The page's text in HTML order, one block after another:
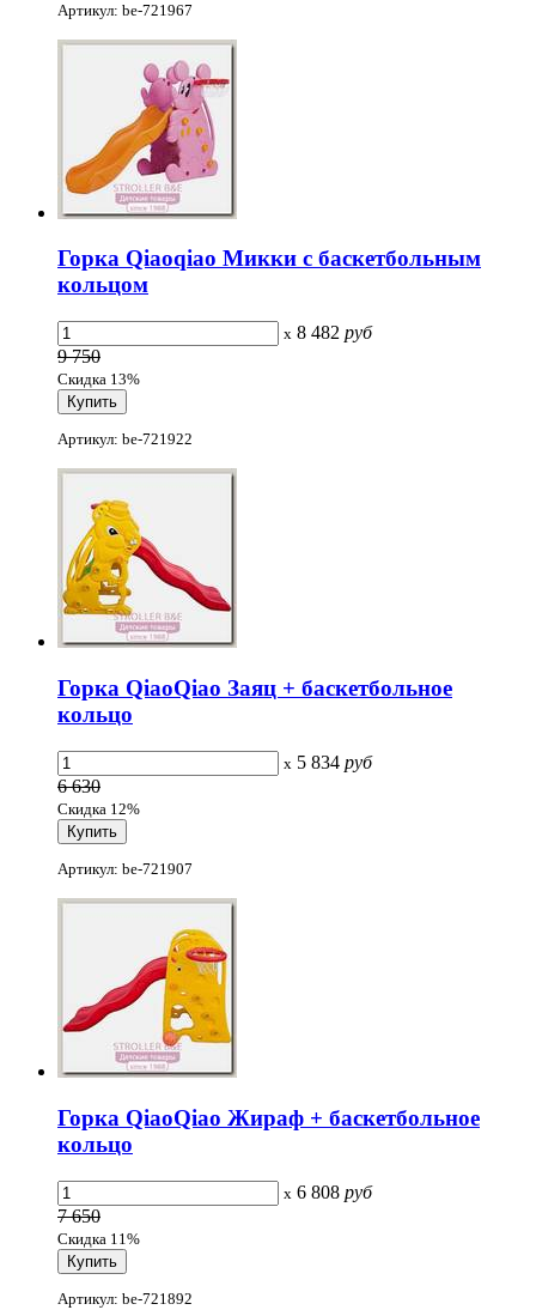
Артикул: be-721967
Горка Qiaoqiao Микки с баскетбольным
кольцом
x 8 482 руб
9 750
Скидка 13%
Артикул: be-721922
Горка QiaoQiao Заяц + баскетбольное
кольцо
x 5 834 руб
6 630
Скидка 12%
Артикул: be-721907
Горка QiaoQiao Жираф + баскетбольное
кольцо
x 6 808 руб
7 650
Скидка 11%
Артикул: be-721892